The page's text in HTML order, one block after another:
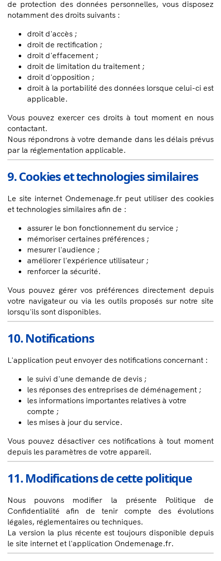
de protection des données personnelles, vous disposez
notamment des droits suivants :
droit d'accès ;
droit de rectification ;
droit d'effacement ;
droit de limitation du traitement ;
droit d'opposition ;
droit à la portabilité des données lorsque celui-ci est
applicable.
Vous pouvez exercer ces droits à tout moment en nous
contactant.
Nous répondrons à votre demande dans les délais prévus
par la réglementation applicable.
9. Cookies et technologies similaires
Le site internet Ondemenage.fr peut utiliser des cookies
et technologies similaires afin de :
assurer le bon fonctionnement du service ;
mémoriser certaines préférences ;
mesurer l'audience ;
améliorer l'expérience utilisateur ;
renforcer la sécurité.
Vous pouvez gérer vos préférences directement depuis
votre navigateur ou via les outils proposés sur notre site
lorsqu'ils sont disponibles.
10. Notifications
L'application peut envoyer des notifications concernant :
le suivi d'une demande de devis ;
les réponses des entreprises de déménagement ;
les informations importantes relatives à votre
compte ;
les mises à jour du service.
Vous pouvez désactiver ces notifications à tout moment
depuis les paramètres de votre appareil.
11. Modifications de cette politique
Nous pouvons modifier la présente Politique de
Confidentialité afin de tenir compte des évolutions
légales, réglementaires ou techniques.
La version la plus récente est toujours disponible depuis
le site internet et l'application Ondemenage.fr.